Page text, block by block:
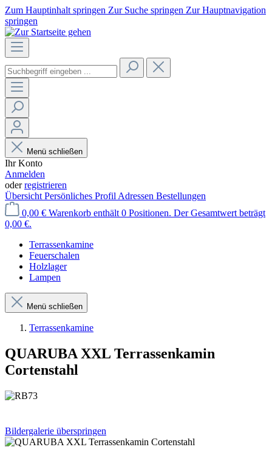
Zum Hauptinhalt springen Zur Suche springen Zur Hauptnavigation
springen
Menü schließen
Ihr Konto
Anmelden
oderregistrieren
Übersicht Persönliches Profil Adressen Bestellungen
0,00 € Warenkorb enthält 0 Positionen. Der Gesamtwert beträgt
0,00 €.
Terrassenkamine
Feuerschalen
Holzlager
Lampen
Menü schließen
Terrassenkamine
QUARUBA XXL Terrassenkamin
Cortenstahl
Bildergalerie überspringen